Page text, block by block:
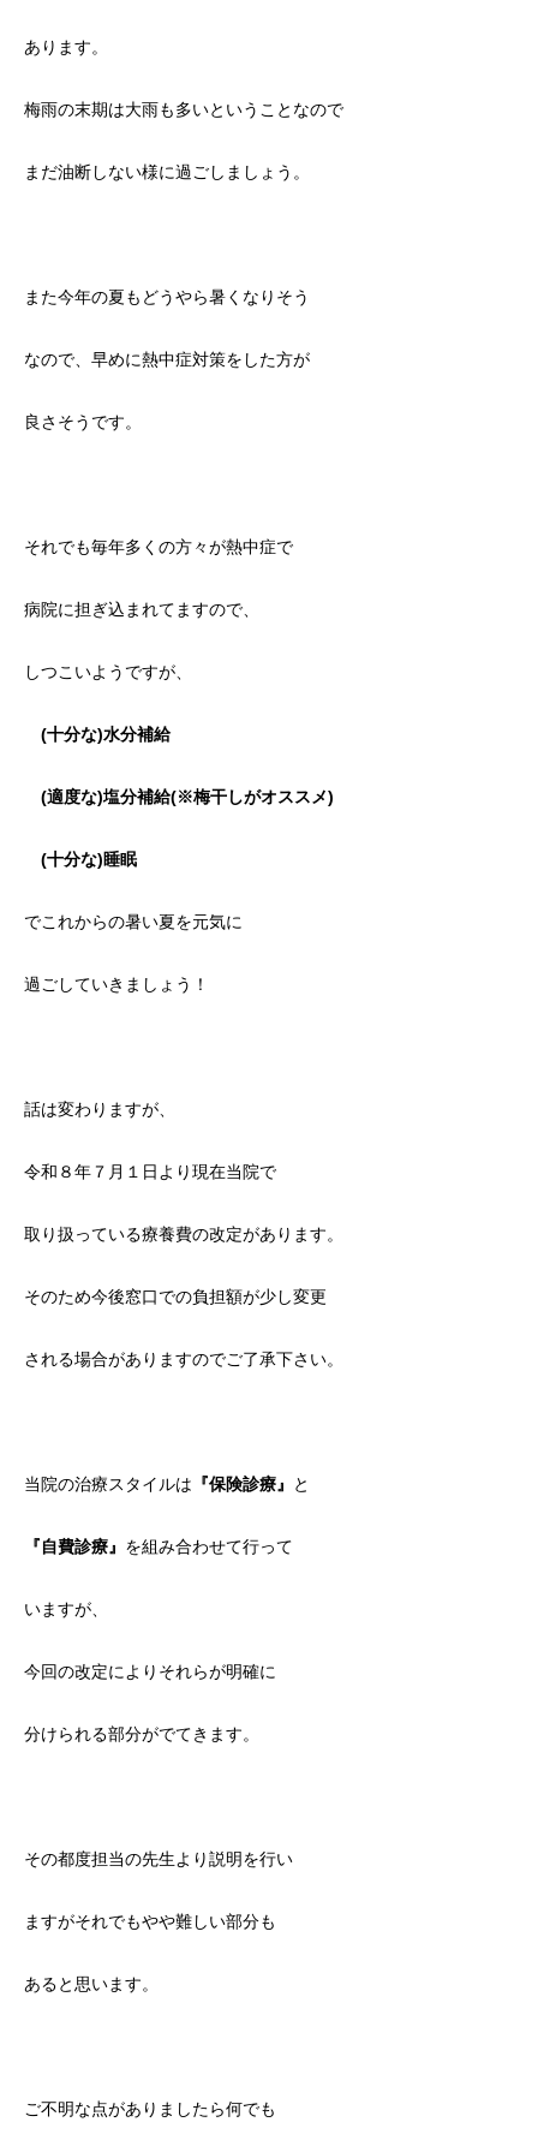
あります。
梅雨の末期は大雨も多いということなので
まだ油断しない様に過ごしましょう。
また今年の夏もどうやら暑くなりそう
なので、早めに熱中症対策をした方が
良さそうです。
それでも毎年多くの方々が熱中症で
病院に担ぎ込まれてますので、
しつこいようですが、
(十分な)水分補給
(適度な)塩分補給(※梅干しがオススメ)
(十分な)睡眠
でこれからの暑い夏を元気に
過ごしていきましょう！
話は変わりますが、
令和８年７月１日より現在当院で
取り扱っている療養費の改定があります。
そのため今後窓口での負担額が少し変更
される場合がありますのでご了承下さい。
当院の治療スタイルは 『保険診療』 と
『自費診療』 を組み合わせて行って
いますが、
今回の改定によりそれらが明確に
分けられる部分がでてきます。
その都度担当の先生より説明を行い
ますがそれでもやや難しい部分も
あると思います。
ご不明な点がありましたら何でも